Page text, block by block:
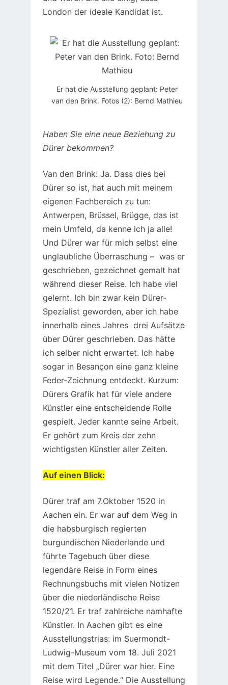
London der ideale Kandidat ist.
Er hat die Ausstellung geplant: Peter
van den Brink. Fotos (2): Bernd Mathieu
Haben Sie eine neue Beziehung zu
Dürer bekommen?
Van den Brink: Ja. Dass dies bei
Dürer so ist, hat auch mit meinem
eigenen Fachbereich zu tun:
Antwerpen, Brüssel, Brügge, das ist
mein Umfeld, da kenne ich ja alle!
Und Dürer war für mich selbst eine
unglaubliche Überraschung – was er
geschrieben, gezeichnet gemalt hat
während dieser Reise. Ich habe viel
gelernt. Ich bin zwar kein Dürer-
Spezialist geworden, aber ich habe
innerhalb eines Jahres drei Aufsätze
über Dürer geschrieben. Das hätte
ich selber nicht erwartet. Ich habe
sogar in Besançon eine ganz kleine
Feder-Zeichnung entdeckt. Kurzum:
Dürers Grafik hat für viele andere
Künstler eine entscheidende Rolle
gespielt. Jeder kannte seine Arbeit.
Er gehört zum Kreis der zehn
wichtigsten Künstler aller Zeiten.
Auf einen Blick:
Dürer traf am 7.Oktober 1520 in
Aachen ein. Er war auf dem Weg in
die habsburgisch regierten
burgundischen Niederlande und
führte Tagebuch über diese
legendäre Reise in Form eines
Rechnungsbuchs mit vielen Notizen
über die niederländische Reise
1520/21. Er traf zahlreiche namhafte
Künstler. In Aachen gibt es eine
Ausstellungstrias: im Suermondt-
Ludwig-Museum vom 18. Juli 2021
mit dem Titel „Dürer war hier. Eine
Reise wird Legende.“ Die Ausstellung